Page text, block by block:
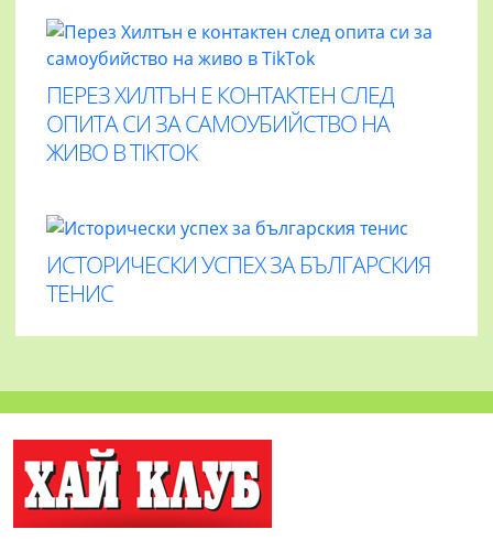
ПЕРЕЗ ХИЛТЪН Е КОНТАКТЕН СЛЕД
ОПИТА СИ ЗА САМОУБИЙСТВО НА
ЖИВО В TIKTOK
ИСТОРИЧЕСКИ УСПЕХ ЗА БЪЛГАРСКИЯ
ТЕНИС